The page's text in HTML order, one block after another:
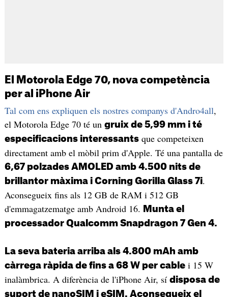
El Motorola Edge 70, nova competència
per al iPhone Air
Tal com ens expliquen els nostres companys d'Andro4all,
el Motorola Edge 70 té un gruix de 5,99 mm i té
especificacions interessantsque competeixen
directament amb el mòbil prim d'Apple. Té una pantalla de
6,67 polzades AMOLED amb 4.500 nits de
brillantor màxima i Corning Gorilla Glass 7i.
Aconsegueix fins als 12 GB de RAM i 512 GB
d'emmagatzematge amb Android 16.
Munta el
processador Qualcomm Snapdragon 7 Gen 4.
La seva bateria arriba als 4.800 mAh amb
càrrega ràpida de fins a 68 W per cablei 15 W
inalàmbrica. A diferència de l'iPhone Air, sí disposa de
suport de nanoSIM i eSIM. Aconsegueix el